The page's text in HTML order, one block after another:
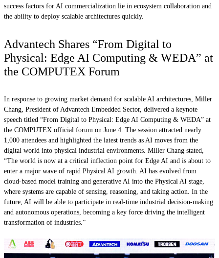
success factors for AI commercialization lie in ecosystem collaboration and
the ability to deploy scalable architectures quickly.
Advantech Shares “From Digital to
Physical: Edge AI Computing & WEDA” at
the COMPUTEX Forum
In response to growing market demand for scalable AI architectures, Miller
Chang, President of Advantech Embedded Sector, delivered a keynote
speech titled “From Digital to Physical: Edge AI Computing & WEDA” at
the COMPUTEX official forum on June 4. The session attracted nearly
1,000 attendees and highlighted the latest trends as AI moves from the
digital world into physical industrial environments. Miller Chang stated,
“The world is now at a critical inflection point for Edge AI and is about to
enter a major wave of rapid Physical AI growth. AI has evolved from
cloud-based model training and generative AI into the Physical AI stage,
where systems are capable of sensing, reasoning, and taking action. In the
future, AI will be able to participate in real-time industrial decision-making
and autonomous operations, becoming a key force driving the intelligent
transformation of industries.”